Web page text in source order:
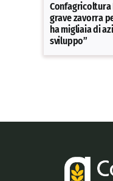
Confagricoltura
grave zavorra
ha migliaia di
sviluppo”